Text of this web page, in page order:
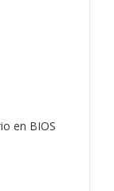
en BIOS